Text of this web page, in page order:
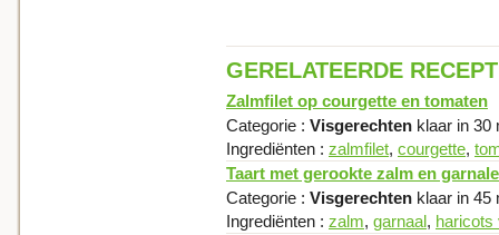
GERELATEERDE
Zalmfilet op courgette en tomaten
Categorie : Visgerechten klaar in 30
Ingrediënten : zalmfilet, courgette,
Taart met gerookte zalm en
Categorie : Visgerechten klaar in 45
Ingrediënten : zalm, garnaal, haricots